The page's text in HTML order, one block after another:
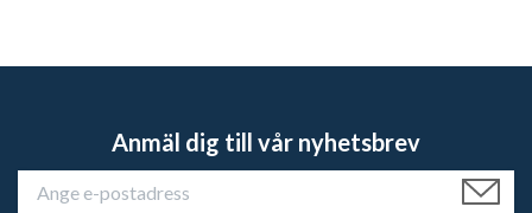
Anmäl dig till vår nyhetsbrev